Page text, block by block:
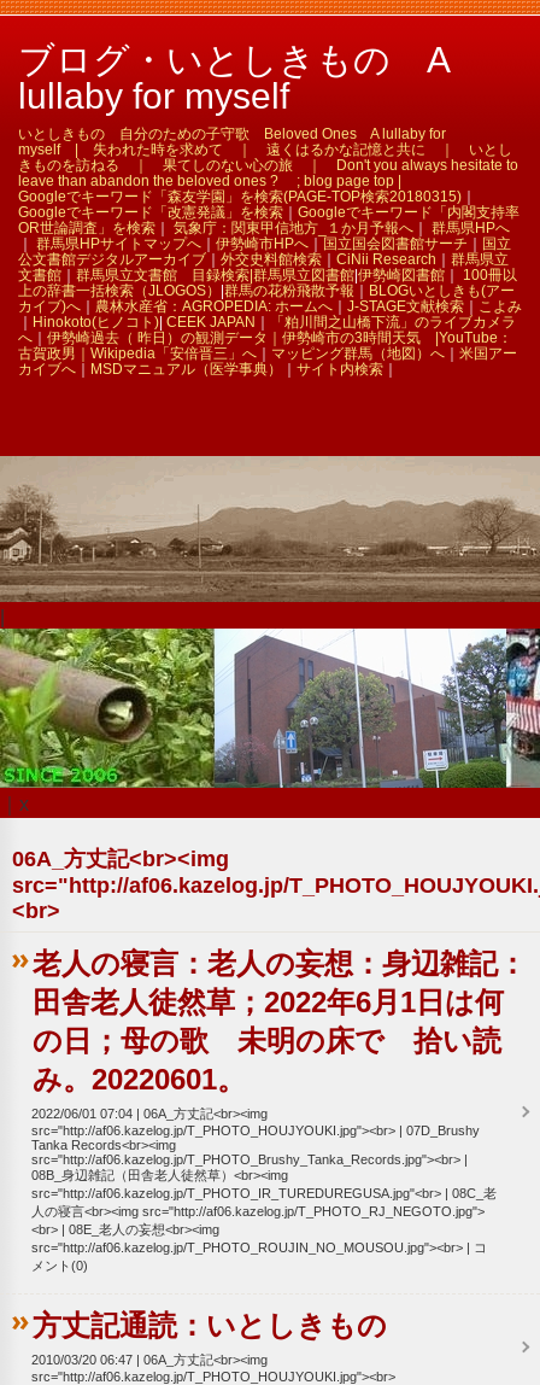
ブログ・いとしきもの A
lullaby for myself
いとしきもの 自分のための子守歌 Beloved Ones A lullaby for
myself | 失われた時を求めて ｜ 遠くはるかな記憶と共に ｜ いとし
きものを訪ねる ｜ 果てしのない心の旅 ｜ Don't you always hesitate to
leave than abandon the beloved ones ? ; blog page top |
Googleでキーワード「森友学園」を検索(PAGE-TOP検索20180315)
Googleでキーワード「改憲発議」を検索
Googleでキーワード「内閣支持率
OR世論調査」を検索
気象庁：関東甲信地方_１か月予報へ
群馬県HPへ
群馬県HPサイトマップへ 伊勢崎市HPへ 国立国会図書館サーチ
国立
公文書館デジタルアーカイブ
外交史料館検索 CiNii Research
群馬県立
文書館
群馬県立文書館 目録検索| 群馬県立図書館 伊勢崎図書館
100冊以
上の辞書一括検索（JLOGOS）
群馬の花粉飛散予報
BLOGいとしきも(アー
カイブ)へ
農林水産省：AGROPEDIA: ホームへ J-STAGE文献検索
こよみ
Hinokoto(ヒノコト) CEEK JAPAN
「粕川間之山橋下流」のライブカメラ
へ
伊勢崎過去（ 昨日）の観測データ｜ 伊勢崎市の3時間天気 | YouTube：
古賀政男｜ Wikipedia「安倍晋三」へ マッピング群馬（地図）へ
米国アー
カイブへ
MSDマニュアル（医学事典） サイト内検索
｜x
06A_方丈記<br><img
src="http://af06.kazelog.jp/
<br>
老人の寝言：老人の妄想：身辺雑記：
田舎老人徒然草；2022年6月1日は何
の日；母の歌 未明の床で 拾い読
み。20220601。
2022/06/01 07:04
06A_方丈記<br><img
src="http://af06.kazelog.jp/T_PHOTO_HOUJYOUKI.jpg"><br>
07D_Brushy
Tanka Records<br><img
src="http://af06.kazelog.jp/T_PHOTO_Brushy_Tanka_Records.jpg"><br>
08B_身辺雑記（田舎老人徒然草）<br><img
src="http://af06.kazelog.jp/T_PHOTO_IR_TUREDUREGUSA.jpg"<br>
08C_老
人の寝言<br><img src="http://af06.kazelog.jp/T_PHOTO_RJ_NEGOTO.jpg">
<br>
08E_老人の妄想<br><img
src="http://af06.kazelog.jp/T_PHOTO_ROUJIN_NO_MOUSOU.jpg"><br>
コ
メント(0)
方丈記通読：いとしきもの
2010/03/20 06:47
06A_方丈記<br><img
src="http://af06.kazelog.jp/T_PHOTO_HOUJYOUKI.jpg"><br>